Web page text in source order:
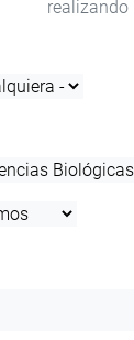
realizando